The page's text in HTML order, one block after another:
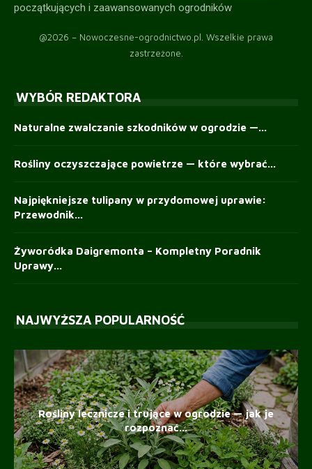
początkujących i zaawansowanych ogrodników
@2026 – Nowoczesne-ogrodnictwo.pl. Wszelkie prawa
zastrzeżone.
WYBÓR REDAKTORA
Naturalne zwalczanie szkodników w ogrodzie —...
Rośliny oczyszczające powietrze — które wybrać...
Najpiękniejsze tulipany w przydomowej uprawie:
Przewodnik...
Żyworódka Daigremonta – Kompletny Poradnik
Uprawy...
NAJWYŻSZA POPULARNOŚĆ
Rośliny lecznicze i trujące w ogrodzie — jak je
rozpoznać...